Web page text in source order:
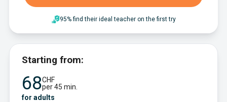
95% find their ideal teacher on the first try
Starting from:
68CHF
per 45 min.
for adults